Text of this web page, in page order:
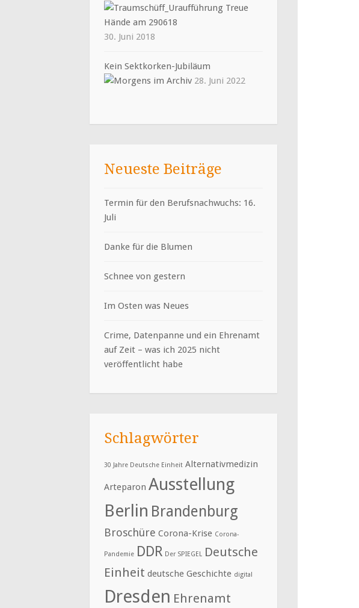
30. Juni 2018
Kein Sektkorken-Jubiläum
28. Juni 2022
Neueste Beiträge
Termin für den Berufsnachwuchs: 16.
Juli
Danke für die Blumen
Schnee von gestern
Im Osten was Neues
Crime, Datenpanne und ein Ehrenamt
auf Zeit – was ich 2025 nicht
veröffentlicht habe
Schlagwörter
30 Jahre Deutsche Einheit Alternativmedizin
Arteparon Ausstellung
Berlin Brandenburg
Broschüre Corona-Krise Corona-
Pandemie DDR Der SPIEGEL Deutsche
Einheit deutsche Geschichte digital
Dresden Ehrenamt